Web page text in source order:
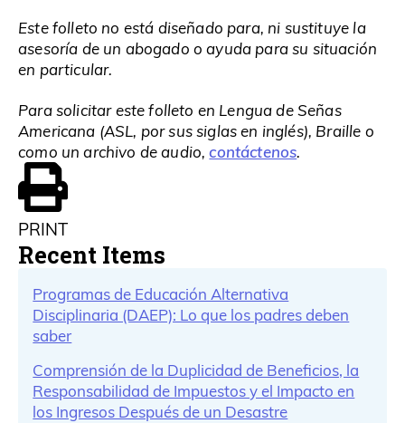
Este folleto no está diseñado para, ni sustituye la
asesoría de un abogado o ayuda para su situación
en particular.
Para solicitar este folleto en Lengua de Señas
Americana (ASL, por sus siglas en inglés), Braille o
como un archivo de audio,contáctenos.
PRINT
Recent Items
Programas de Educación Alternativa
Disciplinaria (DAEP): Lo que los padres deben
saber
Comprensión de la Duplicidad de Beneficios, la
Responsabilidad de Impuestos y el Impacto en
los Ingresos Después de un Desastre